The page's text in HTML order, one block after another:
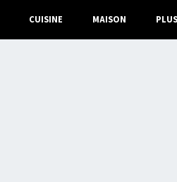
CUISINE MAISON PLUS